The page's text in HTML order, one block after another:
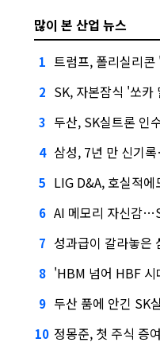
많이 본 산업 뉴스
1 트럼프, 폴리실리콘 '15%
2 SK, 자본잠식 '쏘카
3 두산, SK실트론 인수
4 삼성, 7년 만 신기
5 LIG D&A, 호실적에
6 AI 메모리 자신감…SK하
7 성과급이 갈라놓은 삼성…'
8 'HBM 넘어 HBF 시대'…SK하
9 두산 품에 안긴 SK실트론
10 정몽준, 첫 주식 증